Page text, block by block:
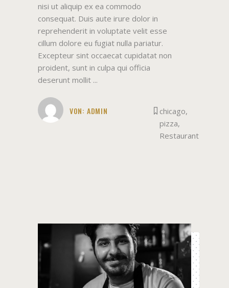
nisi ut aliquip ex ea commodo
consequat. Duis aute irure dolor in
reprehenderit in voluptate velit esse
cillum dolore eu fugiat nulla pariatur.
Excepteur sint occaecat cupidatat non
proident, sunt in culpa qui officia
deserunt mollit
VON: ADMIN chicago,
pizza,
Restaurant